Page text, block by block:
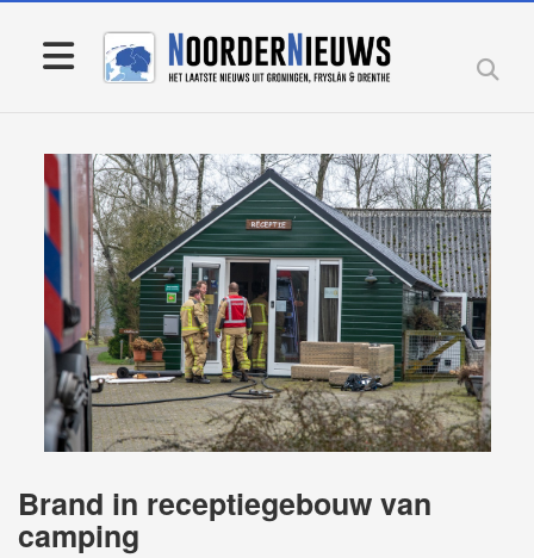
Brand in receptiegebouw van
camping